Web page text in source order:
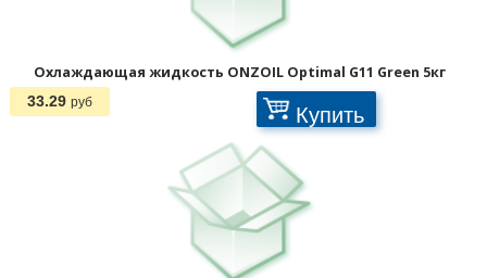
Охлаждающая жидкость ONZOIL Optimal G11 Green 5кг
33.29 руб Купить